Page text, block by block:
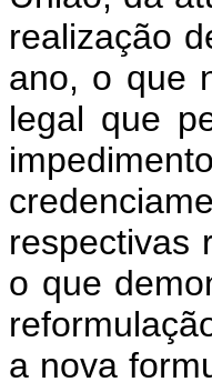
realização
ano, o que
legal que
respectivas
o que
a nova